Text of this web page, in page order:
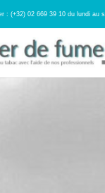
: (+32) 02 669 39 10 du lundi au